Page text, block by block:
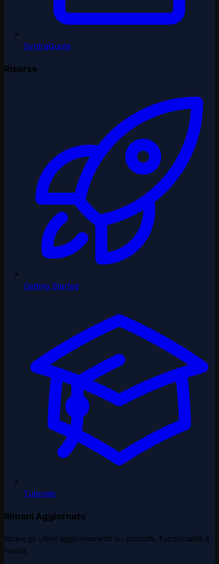
SyntraQuote
Risorse
Getting Started
Tutorials
Rimani Aggiornato
Ricevi gli ultimi aggiornamenti su prodotti, funzionalità e
novità.